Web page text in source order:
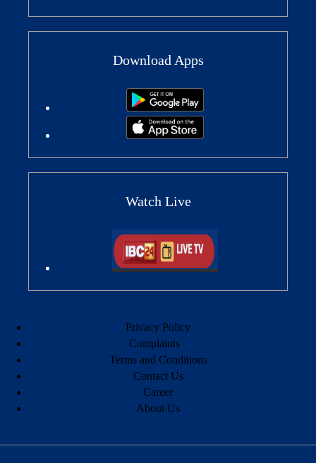
Download Apps
Watch Live
Privacy Policy
Complaints
Terms and Conditions
Contact Us
Career
About Us